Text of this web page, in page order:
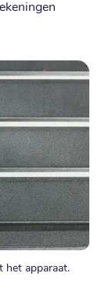
het apparaat.